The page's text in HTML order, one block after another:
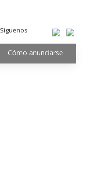
Síguenos
Cómo anunciarse